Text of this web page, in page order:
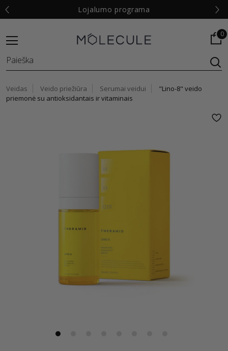
Lojalumo programa
0
Veidas Veido priežiūra Serumai veidui
"Lino-8" veido
priemonė su antioksidantais ir vitaminais